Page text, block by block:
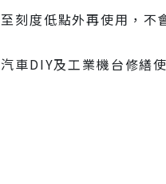
刻度低點外再使用，不
車DIY及工業機台修繕